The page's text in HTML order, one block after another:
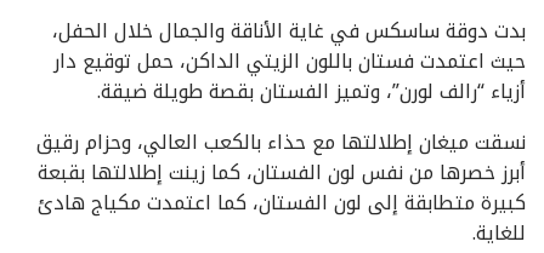
بدت دوقة ساسكس في غاية الأناقة والجمال خلال الحفل،
حيث اعتمدت فستان باللون الزيتي الداكن، حمل توقيع دار
أزياء “رالف لورن”، وتميز الفستان بقصة طويلة ضيقة.
نسقت ميغان إطلالتها مع حذاء بالكعب العالي، وحزام رقيق
أبرز خصرها من نفس لون الفستان، كما زينت إطلالتها بقبعة
كبيرة متطابقة إلى لون الفستان، كما اعتمدت مكياج هادئ
للغاية.